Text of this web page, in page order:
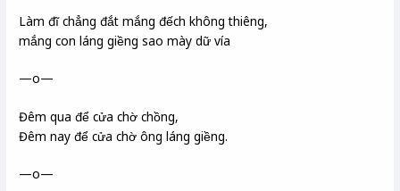
Làm đĩ chẳng đắt mắng đếch không thiêng,
mắng con láng giềng sao mày dữ vía
—o—
Đêm qua để cửa chờ chồng,
Đêm nay để cửa chờ ông láng giềng.
—o—